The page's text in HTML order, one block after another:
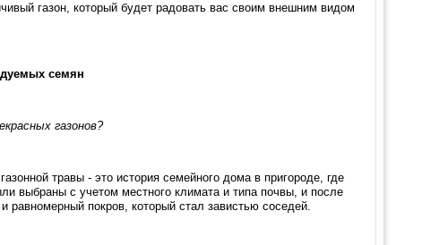
газон, который будет радовать вас своим внешним видом
семян
газонов?
травы - это история семейного дома в пригороде, где
выбраны с учетом местного климата и типа почвы, и после
равномерный покров, который стал завистью соседей.